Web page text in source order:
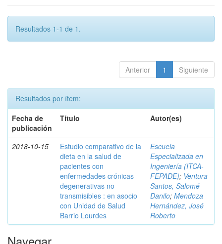
Resultados 1-1 de 1.
Anterior 1 Siguiente
Resultados por ítem:
Fecha de
publicación
Título Autor(es)
2018-10-15
Estudio comparativo de la
dieta en la salud de
pacientes con
enfermedades crónicas
degenerativas no
transmisibles : en asocio
con Unidad de Salud
Barrio Lourdes
Escuela
Especializada en
Ingeniería (ITCA-
FEPADE); Ventura
Santos, Salomé
Danilo; Mendoza
Hernández, José
Roberto